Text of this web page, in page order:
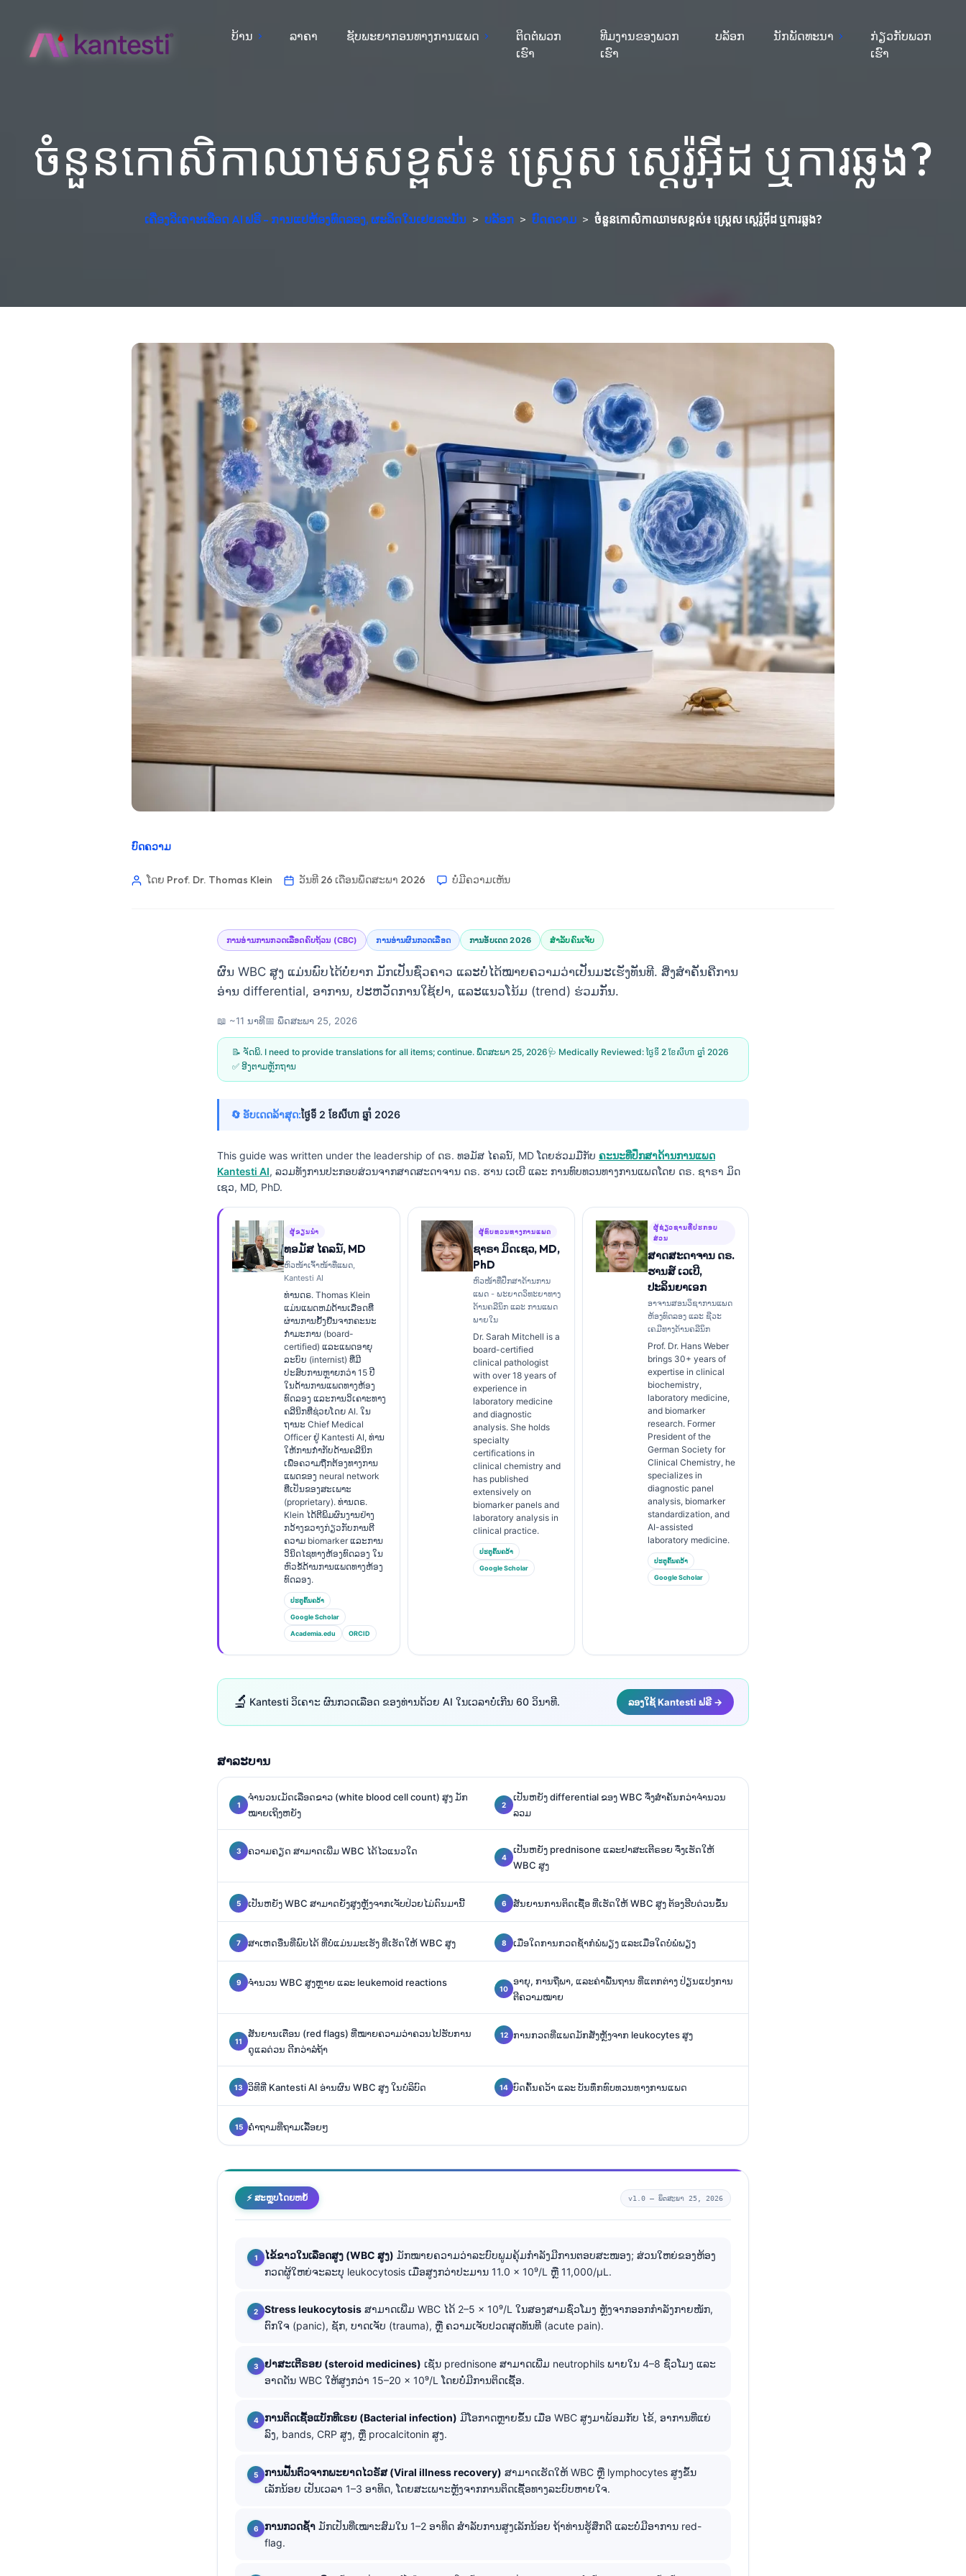
ບ້ານ ລາຄາ ຊັບພະຍາກອນທາງການແພດ
ຕິດຕໍ່ພວກ
ເຮົາ
ທີມງານຂອງພວກ
ເຮົາ
ບລັອກ ນັກພັດທະນາ
ກ່ຽວກັບພວກ
ເຮົາ
ចំនួនកោសិកាឈាមសខ្ពស់៖ ស្ត្រេស ស្តេរ៉ូអ៊ីដ ឬការឆ្លង?
ເຄື່ອງວິເຄາະເລືອດ AI ຟຣີ - ການແປຫ້ອງທົດລອງ, ຜະລິດໃນເຢຍລະມັນ > ບລັອກ > ບົດຄວາມ > ចំនួនកោសិកាឈាមសខ្ពស់៖ ស្ត្រេស ស្តេរ៉ូអ៊ីដ ឬការឆ្លង?
ບົດຄວາມ
ໂດຍ Prof. Dr. Thomas Klein ວັນທີ 26 ເດືອນພຶດສະພາ 2026 ບໍ່​ມີ​ຄວາມ​ເຫັນ
ການອ່ານການກວດເລືອດຄົບຖ້ວນ (CBC) ການອ່ານຜົນກວດເລືອດ ການອັບເດດ 2026 ສຳລັບຄົນເຈັບ
ຜົນ WBC ສູງ ແມ່ນພົບໄດ້ບໍ່ຍາກ ມັກເປັນຊົ່ວຄາວ ແລະບໍ່ໄດ້ໝາຍຄວາມວ່າເປັນມະເຮັງທັນທີ. ສິ່ງສຳຄັນຄືການ
ອ່ານ differential, ອາການ, ປະຫວັດການໃຊ້ຢາ, ແລະແນວໂນ້ມ (trend) ຮ່ວມກັນ.
📖 ~11 ນາທີ📅 ພຶດສະພາ 25, 2026
📝 ຈັດພິ. I need to provide translations for all items; continue. ພຶດສະພາ 25, 2026🩺 Medically Reviewed: ថ្ងៃទី 2 ខែសីហា ឆ្នាំ 2026
✅ ອີງຕາມຫຼັກຖານ
🔄 ອັບເດດລ້າສຸດ:ថ្ងៃទី 2 ខែសីហា ឆ្នាំ 2026
This guide was written under the leadership of ດຣ. ທອມັສ ໄຄລນ໌, MDໂດຍຮ່ວມມືກັບ ຄະນະທີ່ປຶກສາດ້ານການແພດ
Kantesti AI, ລວມທັງການປະກອບສ່ວນຈາກສາດສະດາຈານ ດຣ. ຮານ ເວເບີ ແລະ ການທົບທວນທາງການແພດໂດຍ ດຣ. ຊາຣາ ມິດ
ເຊວ, MD, PhD.
ຜູ້ຂຽນນຳ
ທອມັສ ໄຄລນ໌, MD
ຫົວໜ້າເຈົ້າໜ້າທີ່ແພດ,
Kantesti AI
ທ່ານດຣ. Thomas Klein
ແມ່ນແພດຫມໍດ້ານເລືອດທີ່
ຜ່ານການຢັ້ງຢືນຈາກຄະນະ
ກຳມະການ (board-
certified) ແລະແພດອາຍຸ
ລະບົບ (internist) ທີ່ມີ
ປະສົບການຫຼາຍກວ່າ 15 ປີ
ໃນດ້ານການແພດທາງຫ້ອງ
ທົດລອງ ແລະການວິເຄາະທາງ
ຄລີນິກທີ່ຊ່ວຍໂດຍ AI. ໃນ
ຖານະ Chief Medical
Officer ຢູ່ Kantesti AI, ທ່ານ
ໃຫ້ການກຳກັບດ້ານຄລີນິກ
ເພື່ອຄວາມຖືກຕ້ອງທາງການ
ແພດຂອງ neural network
ທີ່ເປັນຂອງສະເພາະ
(proprietary). ທ່ານດຣ.
Klein ໄດ້ຕີພິມຜົນງານຢ່າງ
ກວ້າງຂວາງກ່ຽວກັບການຕີ
ຄວາມ biomarker ແລະການ
ວິນິດໄຊທາງຫ້ອງທົດລອງ ໃນ
ຫົວຂໍ້ດ້ານການແພດທາງຫ້ອງ
ທົດລອງ.
ປະຕູຄົ້ນຄວ້າ
Google Scholar
Academia.edu ORCID
ຜູ້ທົບທວນທາງການແພດ
ຊາຣາ ມິດເຊວ, MD,
PhD
ຫົວໜ້າທີ່ປຶກສາດ້ານການ
ແພດ - ພະຍາດວິທະຍາທາງ
ດ້ານຄລີນິກ ແລະ ການແພດ
ພາຍໃນ
Dr. Sarah Mitchell is a
board-certified
clinical pathologist
with over 18 years of
experience in
laboratory medicine
and diagnostic
analysis. She holds
specialty
certifications in
clinical chemistry and
has published
extensively on
biomarker panels and
laboratory analysis in
clinical practice.
ປະຕູຄົ້ນຄວ້າ
Google Scholar
ຜູ້ຊ່ຽວຊານທີ່ປະກອບ
ສ່ວນ
ສາດສະດາຈານ ດຣ.
ຮານສ໌ ເວເບີ,
ປະລິນຍາເອກ
ອາຈານສອນວິຊາການແພດ
ຫ້ອງທົດລອງ ແລະ ຊີວະ
ເຄມີທາງດ້ານຄລີນິກ
Prof. Dr. Hans Weber
brings 30+ years of
expertise in clinical
biochemistry,
laboratory medicine,
and biomarker
research. Former
President of the
German Society for
Clinical Chemistry, he
specializes in
diagnostic panel
analysis, biomarker
standardization, and
AI-assisted
laboratory medicine.
ປະຕູຄົ້ນຄວ້າ
Google Scholar
🔬 Kantesti ວິເຄາະ ຜົນກວດເລືອດ ຂອງທ່ານດ້ວຍ AI ໃນເວລາບໍ່ເກີນ 60 ວິນາທີ. ລອງໃຊ້ Kantesti ຟຣີ →
ສາລະບານ
ຈຳນວນເມັດເລືອດຂາວ (white blood cell count) ສູງ ມັກ
ໝາຍເຖິງຫຍັງ
ເປັນຫຍັງ differential ຂອງ WBC ຈຶ່ງສຳຄັນກວ່າຈຳນວນ
ລວມ
ຄວາມຄຽດ ສາມາດເພີ່ມ WBC ໄດ້ໄວແນວໃດ
ເປັນຫຍັງ prednisone ແລະຢາສະເຕີຣອຍ ຈຶ່ງເຮັດໃຫ້
WBC ສູງ
ເປັນຫຍັງ WBC ສາມາດຍັງສູງຫຼັງຈາກເຈັບປ່ວຍໄມ່ດົນມານີ້ ສັນຍານການຕິດເຊື້ອ ທີ່ເຮັດໃຫ້ WBC ສູງ ຕ້ອງຮີບດ່ວນຂຶ້ນ
ສາເຫດອື່ນທີ່ພົບໄດ້ ທີ່ບໍ່ແມ່ນມະເຮັງ ທີ່ເຮັດໃຫ້ WBC ສູງ ເມື່ອໃດການກວດຊ້ຳກໍພໍພຽງ ແລະເມື່ອໃດບໍ່ພໍພຽງ
ຈຳນວນ WBC ສູງຫຼາຍ ແລະ leukemoid reactions
ອາຍຸ, ການຖືພາ, ແລະຄ່າພື້ນຖານ ທີ່ແຕກຕ່າງ ປ່ຽນແປງການ
ຕີຄວາມໝາຍ
ສັນຍານເຕືອນ (red flags) ທີ່ໝາຍຄວາມວ່າຄວນໄປຮັບການ
ດູແລດ່ວນ ດີກວ່າລໍຖ້າ
ການກວດທີ່ແພດມັກສັ່ງຫຼັງຈາກ leukocytes ສູງ
ວິທີທີ່ Kantesti AI ອ່ານຜົນ WBC ສູງ ໃນບໍລິບົດ ບົດຄົ້ນຄວ້າ ແລະ ບັນທຶກທົບທວນທາງການແພດ
ຄໍາຖາມທີ່ຖາມເລື້ອຍໆ
⚡ ສະຫຼຸບໂດຍຫຍໍ້ v1.0 — ພຶດສະພາ 25, 2026
ໄຂ້ຂາວໃນເລືອດສູງ (WBC ສູງ) ມັກໝາຍຄວາມວ່າລະບົບພູມຄຸ້ມກຳລັງມີການຕອບສະໜອງ; ສ່ວນໃຫຍ່ຂອງຫ້ອງ
ກວດຜູ້ໃຫຍ່ຈະລະບຸ leukocytosis ເມື່ອສູງກວ່າປະມານ 11.0 × 10⁹/L ຫຼື 11,000/µL.
Stress leukocytosis ສາມາດເພີ່ມ WBC ໄດ້ 2–5 × 10⁹/L ໃນສອງສາມຊົ່ວໂມງ ຫຼັງຈາກອອກກຳລັງກາຍໜັກ,
ຕົກໃຈ (panic), ຊັກ, ບາດເຈັບ (trauma), ຫຼື ຄວາມເຈັບປວດສຸດທັນທີ (acute pain).
ຢາສະເຕີຣອຍ (steroid medicines) ເຊັ່ນ prednisone ສາມາດເພີ່ມ neutrophils ພາຍໃນ 4–8 ຊົ່ວໂມງ ແລະ
ອາດດັນ WBC ໃຫ້ສູງກວ່າ 15–20 × 10⁹/L ໂດຍບໍ່ມີການຕິດເຊື້ອ.
ການຕິດເຊື້ອແບັກທີເຣຍ (Bacterial infection) ມີໂອກາດຫຼາຍຂຶ້ນ ເມື່ອ WBC ສູງມາພ້ອມກັບ ໄຂ້, ອາການທີ່ແຍ່
ລົງ, bands, CRP ສູງ, ຫຼື procalcitonin ສູງ.
ການຟື້ນຕົວຈາກພະຍາດໄວຣັສ (Viral illness recovery) ສາມາດເຮັດໃຫ້ WBC ຫຼື lymphocytes ສູງຂຶ້ນ
ເລັກນ້ອຍ ເປັນເວລາ 1–3 ອາທິດ, ໂດຍສະເພາະຫຼັງຈາກການຕິດເຊື້ອທາງລະບົບຫາຍໃຈ.
ການກວດຊ້ຳ ມັກເປັນທີ່ເໝາະສົມໃນ 1–2 ອາທິດ ສຳລັບການສູງເລັກນ້ອຍ ຖ້າທ່ານຮູ້ສຶກດີ ແລະບໍ່ມີອາການ red-
flag.